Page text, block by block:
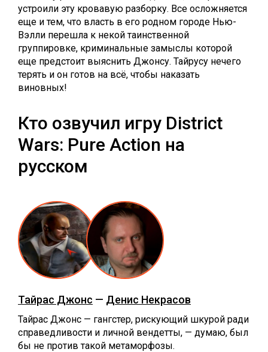
устроили эту кровавую разборку. Все осложняется
еще и тем, что власть в его родном городе Нью-
Вэлли перешла к некой таинственной
группировке, криминальные замыслы которой
еще предстоит выяснить Джонсу. Тайрусу нечего
терять и он готов на всё, чтобы наказать
виновных!
Кто озвучил игру District
Wars: Pure Action на
русском
Тайрас Джонс — Денис Некрасов
Тайрас Джонс — гангстер, рискующий шкурой ради
справедливости и личной вендетты, — думаю, был
бы не против такой метаморфозы.